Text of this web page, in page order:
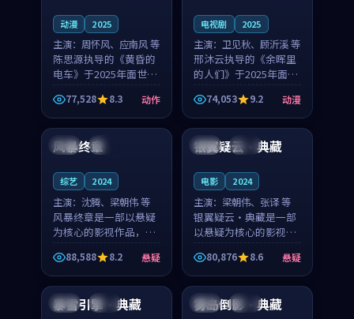
动漫 2025
主演： 周怀风、应南风 等
陈思源执导的《黄昏的
电车》于2025年面世，
日本的城市气质与渔村
故事的人物心境共同构
筑了影片基调。周怀
风、应南风用细腻的表
演撑起整部动作电影，
77,528 8.3 动作
电视剧 2025
主演： 卫见秋、顾沂溪 等
邢沐云执导的《余晖里
的人们》于2025年面
世，泰国的城市气质与
小镇生活的人物心境共
同构筑了影片基调。卫
见秋、顾沂溪用细腻的
表演撑起整部动漫电
74,053 9.2 动漫
法国 完结
风暴终章
综艺 2024
主演： 沈腾、梁朝伟 等
风暴终章是一部以悬疑
为核心的影视作品，围
绕危机、反转与人物成
长展开，整体节奏紧
凑，值得推荐观看。
88,588 8.2 悬疑
韩国 杜比
银翼疑云·典藏
电影 2024
主演： 梁朝伟、张译 等
银翼疑云·典藏是一部
以悬疑为核心的影视作
品，围绕危机、反转与
人物成长展开，整体节
奏紧凑，值得推荐观
看。
80,876 8.6 悬疑
法国 独播
暴雪引擎·典藏 法国 杜比
雾岛倒影·典藏